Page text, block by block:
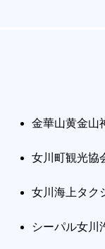
金華山黄金山
女川町観光協
女川海上タク
シーパル女川